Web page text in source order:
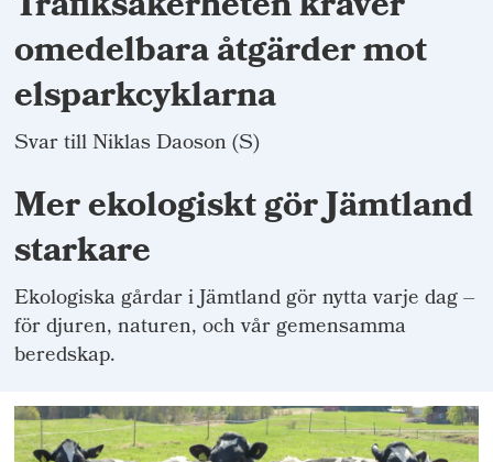
omedelbara åtgärder mot
elsparkcyklarna
Svar till Niklas Daoson (S)
Mer ekologiskt gör Jämtland
starkare
Ekologiska gårdar i Jämtland gör nytta varje dag –
för djuren, naturen, och vår gemensamma
beredskap.